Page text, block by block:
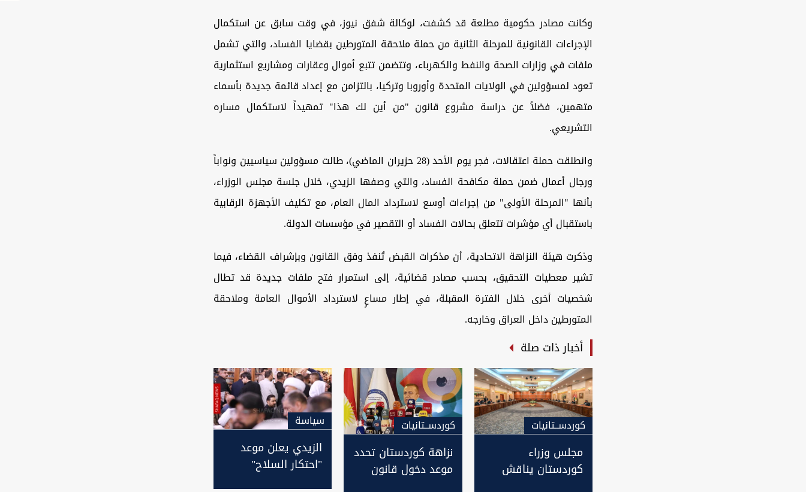
وكانت مصادر حكومية مطلعة قد كشفت، لوكالة شفق نيوز، في وقت سابق عن استكمال
الإجراءات القانونية للمرحلة الثانية من حملة ملاحقة المتورطين بقضايا الفساد، والتي تشمل
ملفات في وزارات الصحة والنفط والكهرباء، وتتضمن تتبع أموال وعقارات ومشاريع استثمارية
تعود لمسؤولين في الولايات المتحدة وأوروبا وتركيا، بالتزامن مع إعداد قائمة جديدة بأسماء
متهمين، فضلاً عن دراسة مشروع قانون "من أين لك هذا" تمهيداً لاستكمال مساره
التشريعي.
وانطلقت حملة اعتقالات، فجر يوم الأحد (28 حزيران الماضي)، طالت مسؤولين سياسيين ونواباً
ورجال أعمال ضمن حملة مكافحة الفساد، والتي وصفها الزيدي، خلال جلسة مجلس الوزراء،
بأنها "المرحلة الأولى" من إجراءات أوسع لاسترداد المال العام، مع تكليف الأجهزة الرقابية
باستقبال أي مؤشرات تتعلق بحالات الفساد أو التقصير في مؤسسات الدولة.
وذكرت هيئة النزاهة الاتحادية، أن مذكرات القبض تُنفذ وفق القانون وبإشراف القضاء، فيما
تشير معطيات التحقيق، بحسب مصادر قضائية، إلى استمرار فتح ملفات جديدة قد تطال
شخصيات أخرى خلال الفترة المقبلة، في إطار مساعٍ لاسترداد الأموال العامة وملاحقة
المتورطين داخل العراق وخارجه.
أخبار ذات صلة
كوردســتانيات
مجلس وزراء
كوردستان يناقش
كوردســتانيات
نزاهة كوردستان تحدد
موعد دخول قانون
سیاسة
الزيدي يعلن موعد
"احتكار السلاح"